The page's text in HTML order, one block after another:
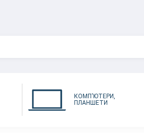
КОМП'ЮТЕРИ,
ПЛАНШЕТИ